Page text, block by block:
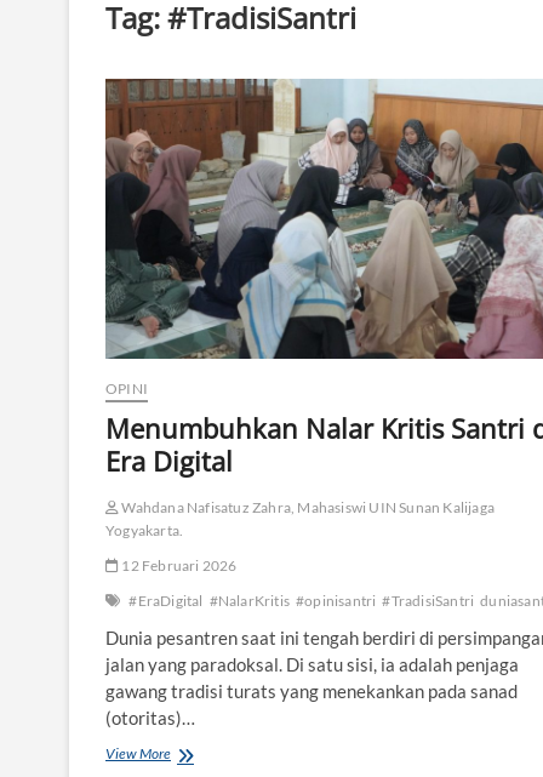
Tag:#TradisiSantri
OPINI
Menumbuhkan Nalar Kritis Santri
Era Digital
Wahdana Nafisatuz Zahra, Mahasiswi UIN Sunan Kalijaga
Yogyakarta.
12 Februari 2026
#EraDigital #NalarKritis #opinisantri #TradisiSantri
Dunia pesantren saat ini tengah berdiri di
jalan yang paradoksal. Di satu sisi, ia adalah penjaga
gawang tradisi turats yang menekankan pada sanad
(otoritas)…
View More M